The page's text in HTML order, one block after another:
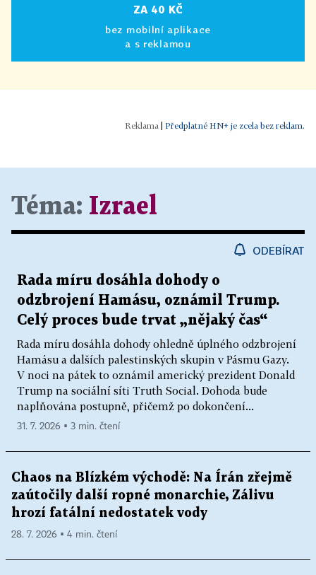
ZA 40 KČ
bez mobilní aplikace
a s reklamou
Předplatné HN+ je zcela bez reklam.
Téma: Izrael
ODEBÍRAT
Rada míru dosáhla dohody o
odzbrojení Hamásu, oznámil Trump.
Celý proces bude trvat „nějaký čas“
Rada míru dosáhla dohody ohledně úplného odzbrojení
Hamásu a dalších palestinských skupin v Pásmu Gazy.
V noci na pátek to oznámil americký prezident Donald
Trump na sociální síti Truth Social. Dohoda bude
naplňována postupně, přičemž po dokončení...
31. 7. 2026 ▪ 3 min. čtení
Chaos na Blízkém východě: Na Írán zřejmě
zaútočily další ropné monarchie, Zálivu
hrozí fatální nedostatek vody
28. 7. 2026 ▪ 4 min. čtení